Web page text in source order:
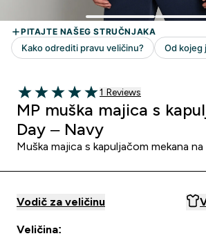
5 out of 5 stars
1 customer reviews
1 Reviews
MP muška majica s
Day – Navy
Muška majica s kapuljačom mekana
Vodič za veličinu
Veličina: